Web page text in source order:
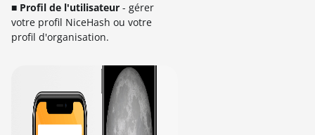
■ Profil de l'utilisateur - gérer
votre profil NiceHash ou votre
profil d'organisation.